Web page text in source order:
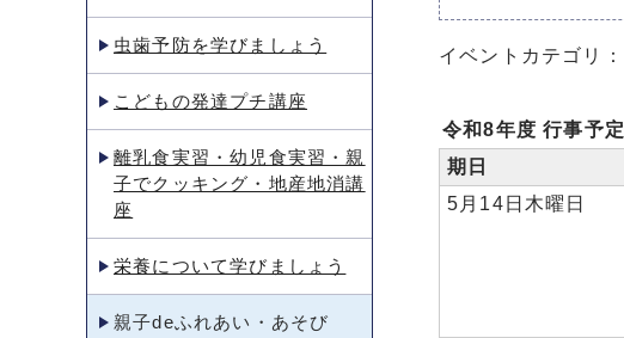
イベントカテゴリ：
令和8年度 行事予定
期日
5月14日木曜日
虫歯予防を学びましょう
こどもの発達プチ講座
離乳食実習・幼児食実習・親
子でクッキング・地産地消講
座
栄養について学びましょう
親子deふれあい・あそび